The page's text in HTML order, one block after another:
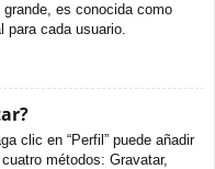
es conocida como
para cada usuario.
clic en “Perfil” puede añadir
métodos: Gravatar,